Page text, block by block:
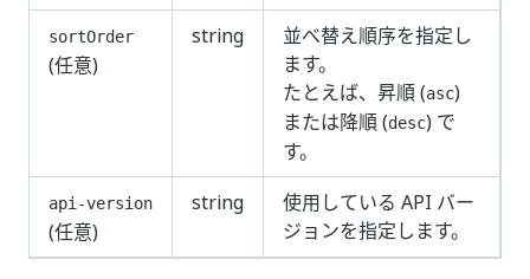
sortOrder
(任意)
string
並べ替え順序を指定し
ます。
たとえば、昇順 (asc)
または降順 (desc) で
す。
api-version
(任意)
string
使用している API バー
ジョンを指定します。